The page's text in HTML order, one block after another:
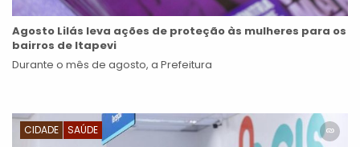
Agosto Lilás leva ações de proteção às mulheres para os
bairros de Itapevi
Durante o mês de agosto, a Prefeitura
CIDADE SAÚDE